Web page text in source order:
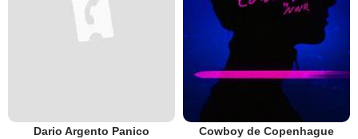
Dario Argento Panico Cowboy de Copenhague